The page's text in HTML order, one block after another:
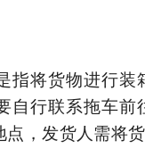
指将货物进行
自行联系拖车
点，发货人需将